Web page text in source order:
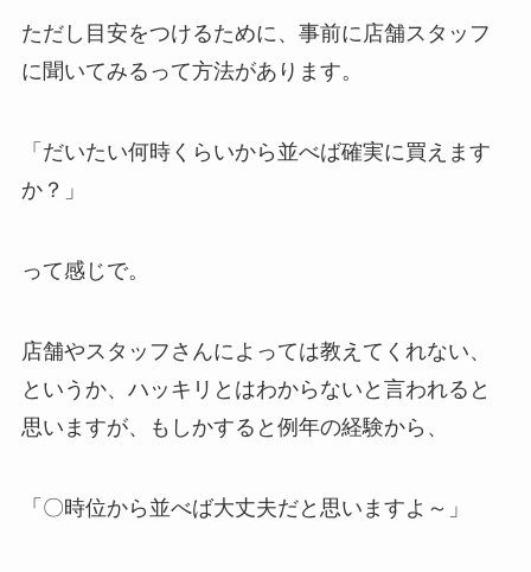
ただし目安をつけるために、事前に店舗スタッフ
に聞いてみるって方法があります。
「だいたい何時くらいから並べば確実に買えます
か？」
って感じで。
店舗やスタッフさんによっては教えてくれない、
というか、ハッキリとはわからないと言われると
思いますが、もしかすると例年の経験から、
「〇時位から並べば大丈夫だと思いますよ～」